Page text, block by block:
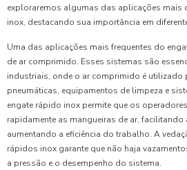
exploraremos algumas das aplicações mais
inox, destacando sua importância em
Uma das aplicações mais frequentes do
de ar comprimido. Esses sistemas são
industriais, onde o ar comprimido é utilizado
pneumáticas, equipamentos de limpeza e
engate rápido inox permite que os
rapidamente as mangueiras de ar, facilitando
aumentando a eficiência do trabalho. A
rápidos inox garante que não haja
a pressão e o desempenho do sistema.